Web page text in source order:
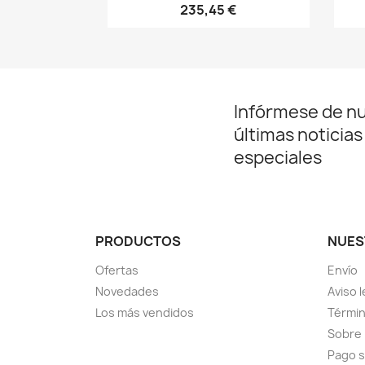
235,45 €
Infórmese de
últimas
especiales
PRODUCTOS
Ofertas
Novedades
Los más vendidos
Envío
Aviso
Pago